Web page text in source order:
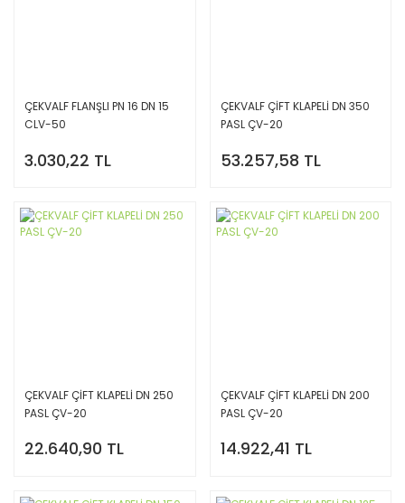
ÇEKVALF FLANŞLI PN 16 DN 15
CLV-50
3.030,22 TL
ÇEKVALF ÇİFT KLAPELİ DN 350
PASL ÇV-20
53.257,58 TL
ÇEKVALF ÇİFT KLAPELİ DN 250
PASL ÇV-20
22.640,90 TL
ÇEKVALF ÇİFT KLAPELİ DN 200
PASL ÇV-20
14.922,41 TL